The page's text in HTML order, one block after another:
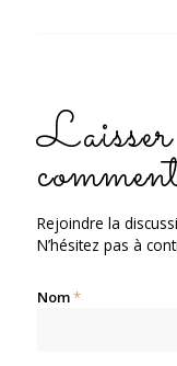
Rejoindre la
N’hésitez pas à
Nom*